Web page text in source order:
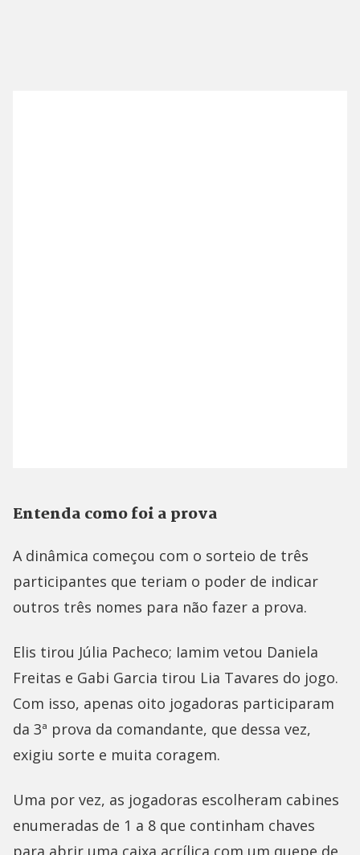
Entenda como foi a prova
A dinâmica começou com o sorteio de três
participantes que teriam o poder de indicar
outros três nomes para não fazer a prova.
Elis tirou Júlia Pacheco; Iamim vetou Daniela
Freitas e Gabi Garcia tirou Lia Tavares do jogo.
Com isso, apenas oito jogadoras participaram
da 3ª prova da comandante, que dessa vez,
exigiu sorte e muita coragem.
Uma por vez, as jogadoras escolheram cabines
enumeradas de 1 a 8 que continham chaves